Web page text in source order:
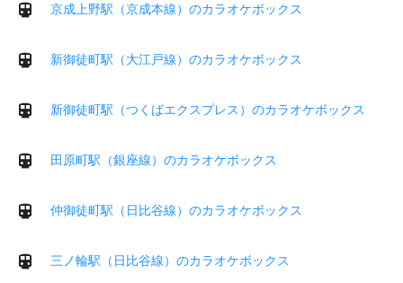
京成上野駅（京成本線）のカラオケボックス
新御徒町駅（大江戸線）のカラオケボックス
新御徒町駅（つくばエクスプレス）のカラオケボックス
田原町駅（銀座線）のカラオケボックス
仲御徒町駅（日比谷線）のカラオケボックス
三ノ輪駅（日比谷線）のカラオケボックス